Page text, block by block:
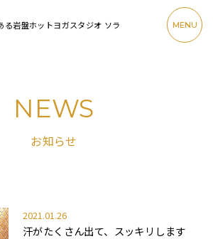
る岩盤ホットヨガスタジオ ソラ MENU
NEWS
お知らせ
2021.01.26
汗がたくさん出て、スッキリします